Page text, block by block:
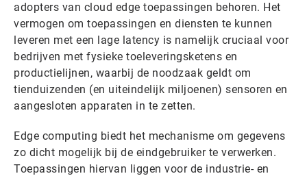
adopters van cloud edge toepassingen behoren. Het
vermogen om toepassingen en diensten te kunnen
leveren met een lage latency is namelijk cruciaal voor
bedrijven met fysieke toeleveringsketens en
productielijnen, waarbij de noodzaak geldt om
tienduizenden (en uiteindelijk miljoenen) sensoren en
aangesloten apparaten in te zetten.
Edge computing biedt het mechanisme om gegevens
zo dicht mogelijk bij de eindgebruiker te verwerken.
Toepassingen hiervan liggen voor de industrie- en